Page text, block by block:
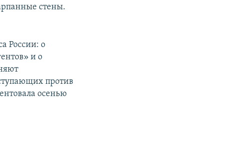
стены.
России: о
и о
против
осенью